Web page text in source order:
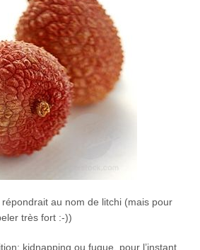
au nom de litchi (mais pour
très fort :-))
kidnapping ou fugue, pour l’instant